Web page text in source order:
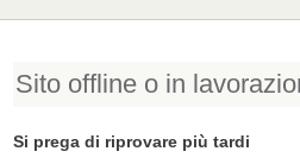
Sito offline o in
Si prega di riprovare più tardi